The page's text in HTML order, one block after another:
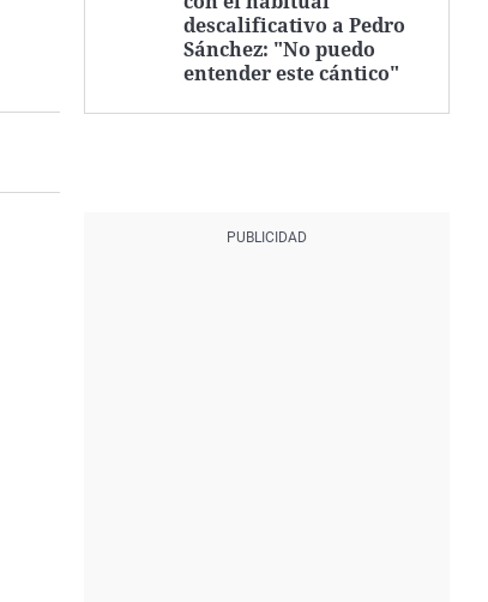
descalificativo a Pedro
Sánchez: "No puedo
entender este cántico"